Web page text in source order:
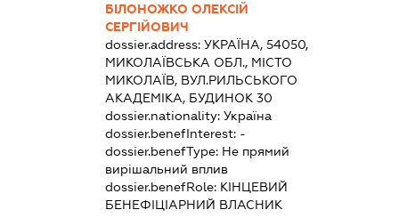
БІЛОНОЖКО ОЛЕКСІЙ
СЕРГІЙОВИЧ
dossier.address:УКРАЇНА, 54050,
МИКОЛАЇВСЬКА ОБЛ., МІСТО
МИКОЛАЇВ, ВУЛ.РИЛЬСЬКОГО
АКАДЕМІКА, БУДИНОК 30
dossier.nationality:Україна
dossier.benefInterest: -
dossier.benefType: Не прямий
вирішальний вплив
dossier.benefRole: КІНЦЕВИЙ
БЕНЕФІЦІАРНИЙ ВЛАСНИК